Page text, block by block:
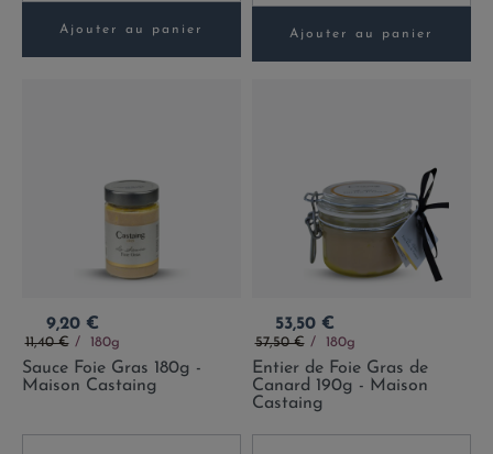
Ajouter au panier Ajouter au panier
Prix
9,20 €
Prix de base
11,40 € 180g
Sauce Foie Gras 180g -
Maison Castaing
Prix
53,50 €
Prix de base
57,50 € 180g
Entier de Foie Gras de
Canard 190g - Maison
Castaing